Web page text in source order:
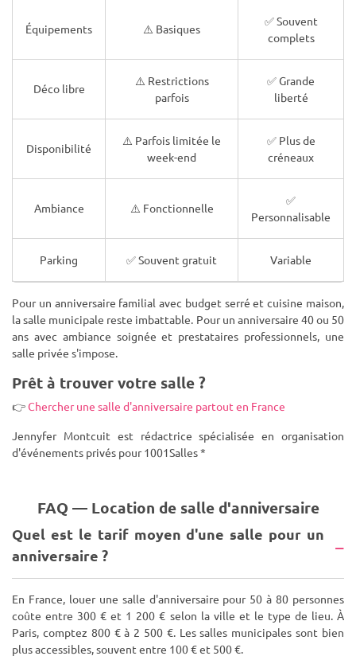
Équipements ⚠️ Basiques
✅ Souvent
complets
Déco libre
⚠️ Restrictions
parfois
✅ Grande
liberté
Disponibilité
⚠️ Parfois limitée le
week-end
✅ Plus de
créneaux
Ambiance ⚠️ Fonctionnelle
✅
Personnalisable
Parking ✅ Souvent gratuit Variable
Pour un anniversaire familial avec budget serré et cuisine maison,
la salle municipale reste imbattable. Pour un anniversaire 40 ou 50
ans avec ambiance soignée et prestataires professionnels, une
salle privée s'impose.
Prêt à trouver votre salle ?
👉Chercher une salle d'anniversaire partout en France
Jennyfer Montcuit est rédactrice spécialisée en organisation
d'événements privés pour 1001Salles *
FAQ — Location de salle d'anniversaire
Quel est le tarif moyen d'une salle pour un
anniversaire ?
En France, louer une salle d'anniversaire pour 50 à 80 personnes
coûte entre 300 € et 1 200 € selon la ville et le type de lieu. À
Paris, comptez 800 € à 2 500 €. Les salles municipales sont bien
plus accessibles, souvent entre 100 € et 500 €.